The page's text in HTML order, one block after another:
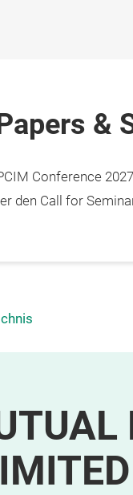
&
Conference
den Call for